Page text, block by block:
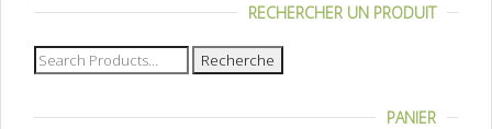
RECHERCHER UN PRODUIT
Recherche
pour :
PANIER